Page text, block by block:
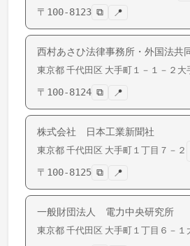
〒 100-8123 ⧉ 📍
西村あさひ法律事務所・外国法共
東京都 千代田区 大手町 １－１－２大
〒 100-8124 ⧉ 📍
株式会社 日本工業新聞社
東京都 千代田区 大手町 １丁目７－２
〒 100-8125 ⧉ 📍
一般財団法人 電力中央研究所
東京都 千代田区 大手町 １丁目６－１